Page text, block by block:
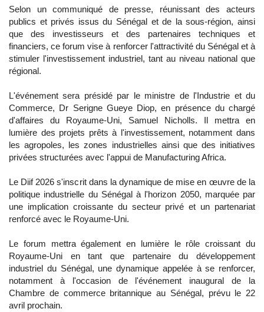
Selon un communiqué de presse, réunissant des acteurs
publics et privés issus du Sénégal et de la sous-région, ainsi
que des investisseurs et des partenaires techniques et
financiers, ce forum vise à renforcer l'attractivité du Sénégal et à
stimuler l'investissement industriel, tant au niveau national que
régional.
L'événement sera présidé par le ministre de l'Industrie et du
Commerce, Dr Serigne Gueye Diop, en présence du chargé
d'affaires du Royaume-Uni, Samuel Nicholls. Il mettra en
lumière des projets prêts à l'investissement, notamment dans
les agropoles, les zones industrielles ainsi que des initiatives
privées structurées avec l'appui de Manufacturing Africa.
Le Diif 2026 s'inscrit dans la dynamique de mise en œuvre de la
politique industrielle du Sénégal à l'horizon 2050, marquée par
une implication croissante du secteur privé et un partenariat
renforcé avec le Royaume-Uni.
Le forum mettra également en lumière le rôle croissant du
Royaume-Uni en tant que partenaire du développement
industriel du Sénégal, une dynamique appelée à se renforcer,
notamment à l'occasion de l'événement inaugural de la
Chambre de commerce britannique au Sénégal, prévu le 22
avril prochain.